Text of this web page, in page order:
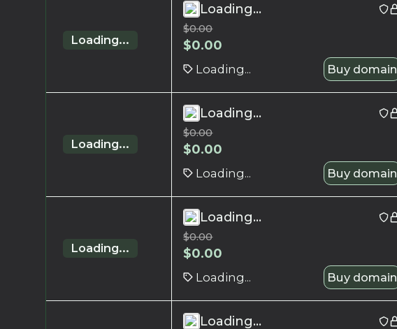
Loading...
Loading...
$0.00
$0.00
Loading... Buy domain
Loading...
Loading...
$0.00
$0.00
Loading... Buy domain
Loading...
Loading...
$0.00
$0.00
Loading... Buy domain
Loading...